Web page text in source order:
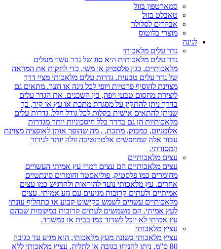
סמארטפון בזול
טאבלט בזול
אביזרים לסלולר
מוצרי בלוטוס
לגינה
גדר עלים מלאכותי
גדר עלים מלאכותית היא סוג של גדר עשוי מעלים
מלאכותיים, כגון פלסטיק או משי, כדי לחקות את המראה
של גדר עלים טבעית. גדרות עלים מלאכותי מציי דרך
מצוינת להוסיף פרטיות ויופי לכל גינה או חצר. מתאים גם
ליצירת מחסום טבעי ויפה, בין השכנים. את הגדר עלים
בדרך ניתן להתקין על מסגרת מתכת או עץ או קיר, כך
שניתן להתאים אישית בקלות לכל גודל חלל. גדרות עלים
מלאכותיות הן גם בדרך כלל חיסכוניות יותר מגדרות
אלומניום, במבוק, מתכת, , מה שהופך אותן לאופציה מצוינת
עבור אלה שמחפשים אלטרנטיבה זולה יותר לגידור
המסורתי.
עצים מלאכותיים
עצים מלאכותיים הם עצים דמויי עץ אמיתי העשויים
מחומרים כמו פלסטיק, פוליאסטר וחומרים סינתטיים
אחרים. עץ מלאכותי נועד להיראות ולהרגיש כמו עצים
אמיתיים ולעתים קרובות מגיעים עם גזע אמיתי. עצים
מלאכותיים עשויים לשמש כקישוט קבוע או כתחליף עונתי
לעץ אמיתי. הם משמשים לעתים קרובות במקומות שבהם
עץ אמיתי לא יוכל לשרוד כמו בבית או במשרד.
עציץ מלאכותי
עציץ מלאכותי בשונה מעץ מלאכותי, הוא מגיע עד כגובה
80 ס”מ, ניתן להניחו בגובה או לתליה. עציץ מלאכותי ללא